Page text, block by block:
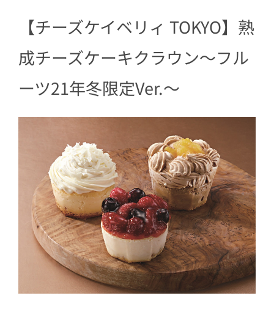
【チーズケイベリィ TOKYO】熟
成チーズケーキクラウン～フル
ーツ21年冬限定Ver.～